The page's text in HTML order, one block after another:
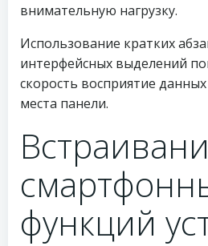
внимательную нагрузку.
Использование кратких
интерфейсных выделений
скорость восприятие данных
места панели.
функций